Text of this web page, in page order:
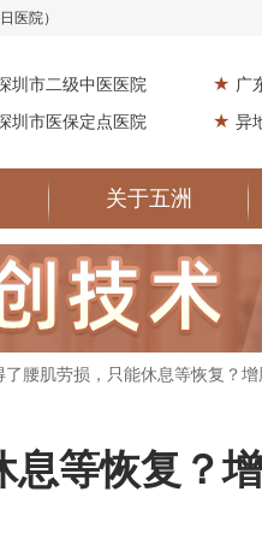
医院）
圳市二级中医医院 ★ 广
圳市医保定点医院 ★ 异
关于五洲
了腰肌劳损，只能休息等恢复？
等恢复？